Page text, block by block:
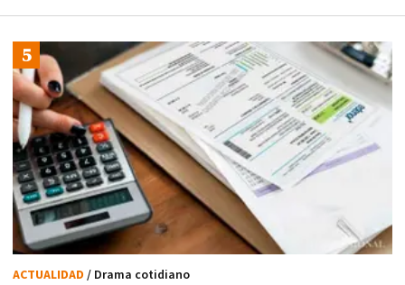
ACTUALIDAD / Drama cotidiano